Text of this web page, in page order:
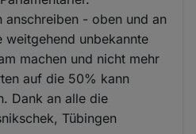
anschreiben - oben und an
unbekannte
machen und nicht mehr
auf die 50% kann
Dank an alle die
Tübingen